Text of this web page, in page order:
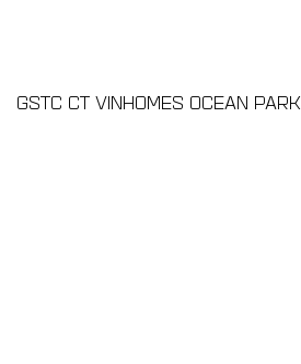
GSTC CT VINHOMES OCEAN PARK